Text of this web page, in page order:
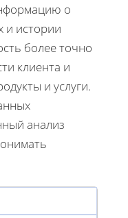
о
и истории
более точно
клиента и
и услуги.
анализ